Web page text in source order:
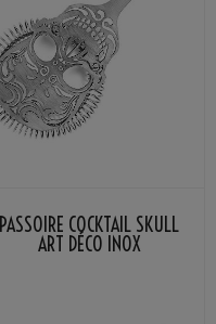
PASSOIRE COCKTAIL SKULL
ART DÉCO INOX